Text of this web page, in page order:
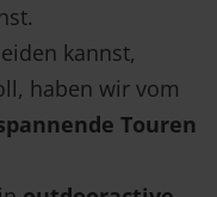
kannst,
haben wir vom
Touren